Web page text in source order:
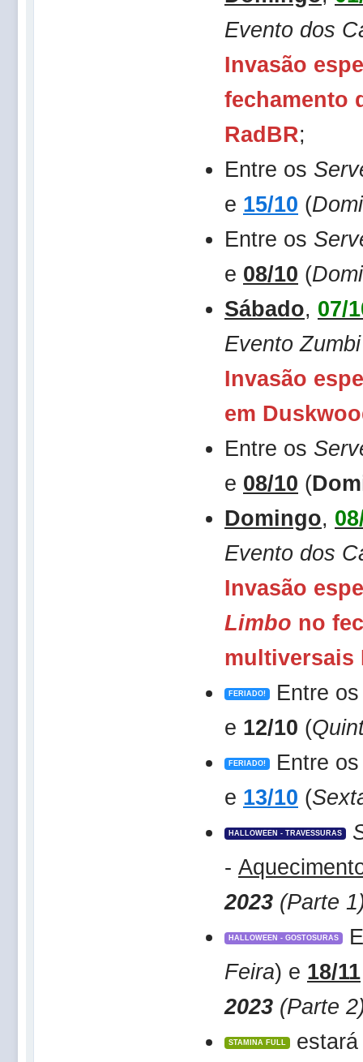
Evento dos
Invasão
fechamento
RadBR;
Entre os
e 15/10 (
Entre os
e 08/10 (
Sábado, 07/
Evento
Invasão
em
Entre os
e 08/10 (
Domingo,
Evento dos
Invasão
Limbo no
multiversais
FERIADO!
Entre
e 12/10 (
FERIADO!
Entre
e 13/10 (
HALLOWEEN - TRAVESSURAS
-
2023 (Parte
HALLOWEEN - GOSTOSURAS
Feira) e 18/11
2023 (Parte
STAMINA FULL